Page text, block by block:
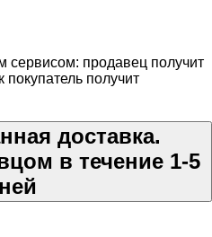
сервисом: продавец получит
покупатель получит
доставка.
в течение 1-5